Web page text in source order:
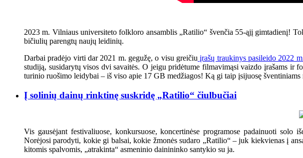
2023 m. Vilniaus universiteto folkloro ansamblis „Ratilio“ švenčia 55-ąjį gimtadienį!
bičiulių parengtų naujų leidinių.
Darbai pradėjo virti dar 2021 m. gegužę, o visu greičiu įrašų traukinys pasileido 2022
studiją, susidarytų visos dvi savaitės. O jeigu pridėtume filmavimąsi vaizdo įrašams ir
turinio ruošimo leidybai – iš viso apie 17 GB medžiagos! Ką gi taip įsijuosę šventiniams
Į solinių dainų rinktinę suskridę „Ratilio“ čiulbučiai
Vis gausėjant festivaliuose, konkursuose, koncertinėse programose padainuoti
Norėjosi parodyti, kokie gi balsai, kokie žmonės sudaro „Ratilio“ – juk kiekvienas į
kitomis spalvomis, „atrakinta“ asmeninio dainininko santykio su ja.